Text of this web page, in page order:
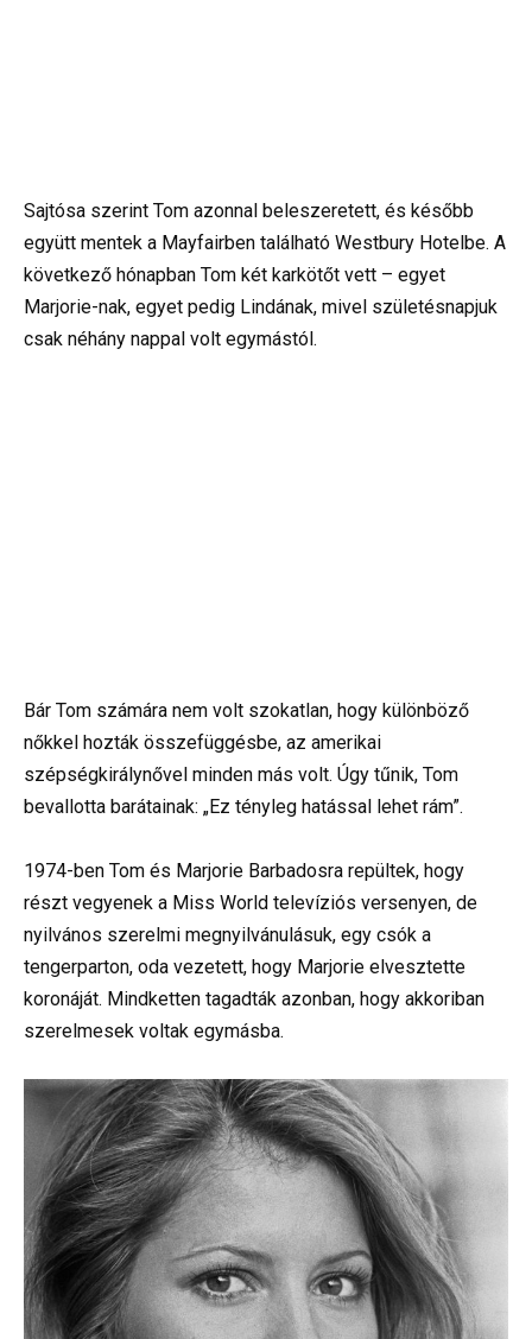
Sajtósa szerint Tom azonnal beleszeretett, és később
együtt mentek a Mayfairben található Westbury Hotelbe. A
következő hónapban Tom két karkötőt vett – egyet
Marjorie-nak, egyet pedig Lindának, mivel születésnapjuk
csak néhány nappal volt egymástól.
Bár Tom számára nem volt szokatlan, hogy különböző
nőkkel hozták összefüggésbe, az amerikai
szépségkirálynővel minden más volt. Úgy tűnik, Tom
bevallotta barátainak: „Ez tényleg hatással lehet rám”.
1974-ben Tom és Marjorie Barbadosra repültek, hogy
részt vegyenek a Miss World televíziós versenyen, de
nyilvános szerelmi megnyilvánulásuk, egy csók a
tengerparton, oda vezetett, hogy Marjorie elvesztette
koronáját. Mindketten tagadták azonban, hogy akkoriban
szerelmesek voltak egymásba.